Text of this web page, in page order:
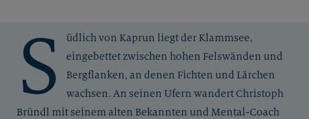
S
üdlich von Kaprun liegt der Klammsee,
eingebettet zwischen hohen Felswänden und
Bergflanken, an denen Fichten und Lärchen
wachsen. An seinen Ufern wandert Christoph
Bründl mit seinem alten Bekannten und Mental-Coach